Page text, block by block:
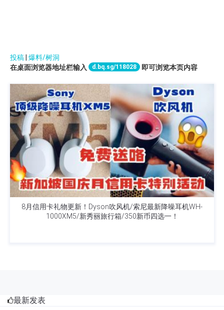
投稿 爆料/树洞
在桌面浏览器地址栏输入
d.bq.sg/118028 即可浏览本页内容
8月信用卡礼物更新！Dyson吹风机/索尼最新降噪耳机WH-
1000XM5/新秀丽旅行箱/350新币四选一！
最新发表